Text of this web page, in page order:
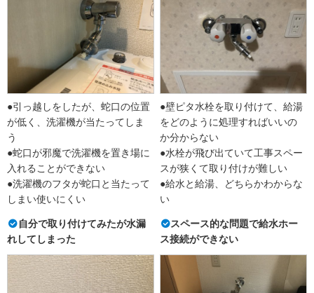
●引っ越しをしたが、蛇口の位置
が低く、洗濯機が当たってしま
う
●蛇口が邪魔で洗濯機を置き場に
入れることができない
●洗濯機のフタが蛇口と当たって
しまい使いにくい
●壁ピタ水栓を取り付けて、給湯
をどのように処理すればいいの
か分からない
●水栓が飛び出ていて工事スペー
スが狭くて取り付けが難しい
●給水と給湯、どちらかわからな
い
自分で取り付けてみたが水漏
れしてしまった
スペース的な問題で給水ホー
ス接続ができない